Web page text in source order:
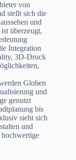
von
stellt sich die
und
überzeugt,
Integration
3D-Druck
Globen
und
genutzt
bis
sieht sich
und